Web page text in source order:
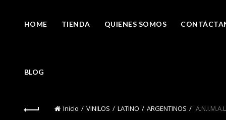
HOME TIENDA QUIENES SOMOS
BLOG
Inicio VINILOS LATINO ARGENTINOS